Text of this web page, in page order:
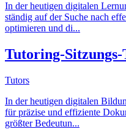
In der heutigen digitalen
ständig auf der Suche nach
optimieren und di...
Tutoring-
Tutors
In der heutigen digitalen
für präzise und effiziente
größter Bedeutun...